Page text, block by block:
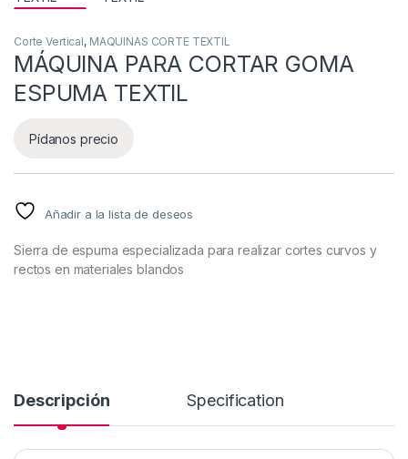
Corte Vertical, MAQUINAS CORTE TEXTIL
MÁQUINA PARA CORTAR GOMA
ESPUMA TEXTIL
Pídanos precio
Añadir a la lista de deseos
Sierra de espuma especializada para realizar cortes curvos y
rectos en materiales blandos
Descripción Specification